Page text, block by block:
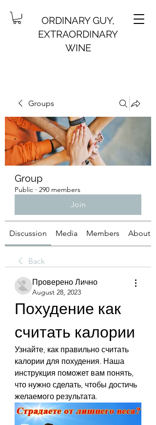
ORDINARY GUY,
EXTRAORDINARY
WINE
Groups
Group
Public · 290 members
Join
Discussion Media Members About
Back
Проверено Лично
August 28, 2023
Похудение как
считать калории
Узнайте, как правильно считать
калории для похудения. Наша
инструкция поможет вам понять,
что нужно сделать, чтобы достичь
желаемого результата.